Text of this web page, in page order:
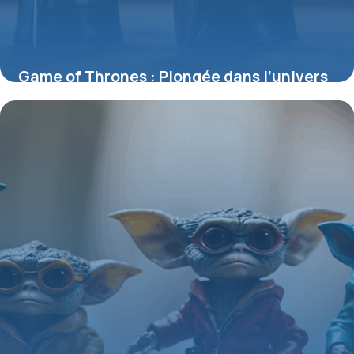
Game of Thrones : Plongée dans l’univers
des figurines incontournables